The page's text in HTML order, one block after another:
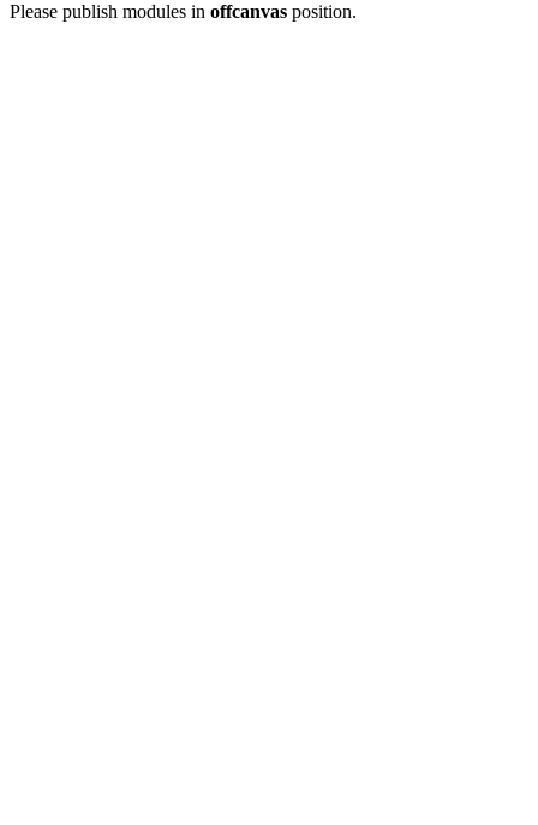
Please publish modules in offcanvas position.